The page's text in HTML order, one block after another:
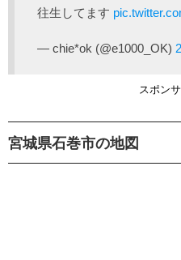
往生してます
— chie*ok (@e1000_OK)
スポン
宮城県石巻市の地図